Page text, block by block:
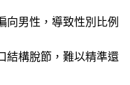
向男性，導致性別比例
結構脫節，難以精準還